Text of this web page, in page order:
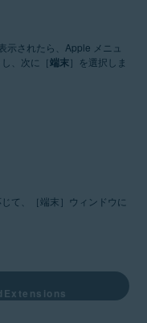
示されたら、Apple メニュ
、次に［端末］を選択しま
て、［端末］ウィンドウに